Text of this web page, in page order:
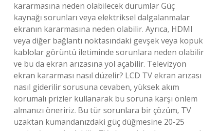
kararmasına neden olabilecek durumlar Güç
kaynağı sorunları veya elektriksel dalgalanmalar
ekranın kararmasına neden olabilir. Ayrıca, HDMI
veya diğer bağlantı noktasındaki gevşek veya kopuk
kablolar görüntü iletiminde sorunlara neden olabilir
ve bu da ekran arızasına yol açabilir. Televizyon
ekran kararması nasıl düzelir? LCD TV ekran arızası
nasıl giderilir sorusuna cevaben, yüksek akım
korumalı prizler kullanarak bu soruna karşı önlem
almanızı öneririz. Bu tür sorunlara bir çözüm, TV
uzaktan kumandanızdaki güç düğmesine 20-25